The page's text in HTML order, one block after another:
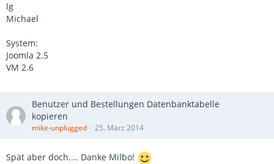
lg
Michael
System:
Joomla 2.5
VM 2.6
Benutzer und Bestellungen Datenbanktabelle
kopieren
mike-unplugged 25. März 2014
Spät aber doch.... Danke Milbo!